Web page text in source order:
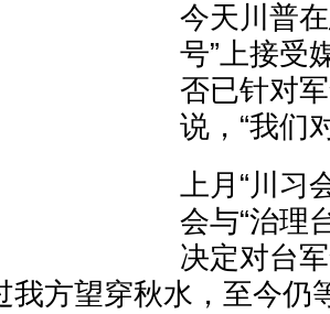
今天川普
号”上接受
否已针对
说，“我们
上月“川习
会与“治理
决定对台
我方望穿秋水，至今仍